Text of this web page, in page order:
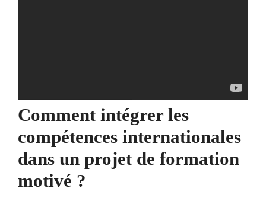
Comment intégrer les
compétences internationales
dans un projet de formation
motivé ?